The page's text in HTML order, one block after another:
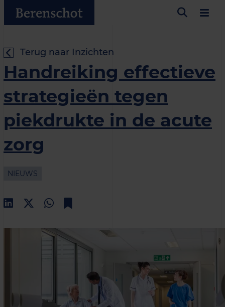
Terug naar Inzichten
Handreiking effectieve
strategieën tegen
piekdrukte in de acute
zorg
NIEUWS